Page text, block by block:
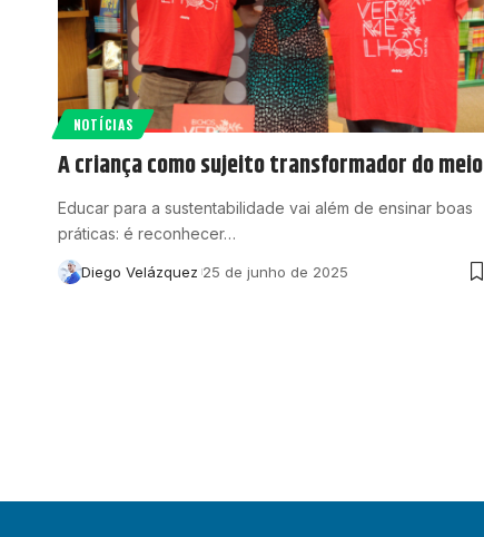
NOTÍCIAS
A criança como sujeito transformador do meio
Educar para a sustentabilidade vai além de ensinar boas
práticas: é reconhecer…
Diego Velázquez 25 de junho de 2025